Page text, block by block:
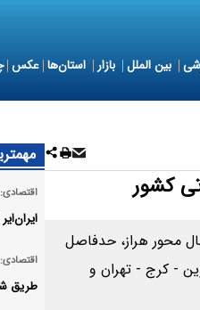
بین الملل بازار استان‌ها عکس
کشور
محور هراز، حدفاصل
- کرج - تهران و
اقتصادی:
اقتصادی:
طریق